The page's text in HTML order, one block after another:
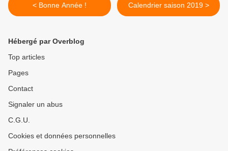
< Bonne Année ! Calendrier saison 2019 >
Hébergé par Overblog
Top articles
Pages
Contact
Signaler un abus
C.G.U.
Cookies et données personnelles